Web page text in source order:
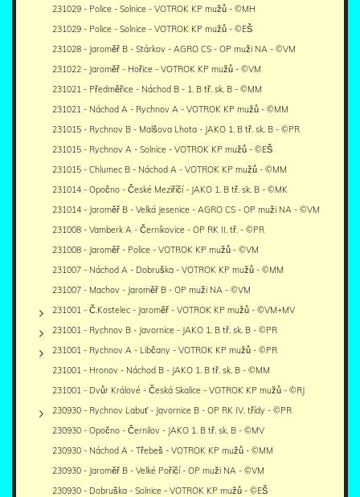
231029 - Police - Solnice - VOTROK KP mužů - ©MH
231029 - Police - Solnice - VOTROK KP mužů - ©EŠ
231028 - Jaroměř B - Stárkov - AGRO CS - OP muži NA - ©VM
231022 - Jaroměř - Hořice - VOTROK KP mužů - ©VM
231021 - Předměřice - Náchod B - 1. B tř. sk. B - ©MM
231021 - Náchod A - Rychnov A - VOTROK KP mužů - ©MM
231015 - Rychnov B - Malšova Lhota - JAKO 1. B tř. sk. B - ©PR
231015 - Rychnov A - Solnice - VOTROK KP mužů - ©EŠ
231015 - Chlumec B - Náchod A - VOTROK KP mužů - ©MM
231014 - Opočno - České Meziříčí - JAKO 1. B tř. sk. B - ©MK
231014 - Jaroměř B - Velká Jesenice - AGRO CS - OP muži NA - ©VM
231008 - Vamberk A - Černíkovice - OP RK II. tř. - ©PR
231008 - Jaroměř - Police - VOTROK KP mužů - ©VM
231007 - Náchod A - Dobruška - VOTROK KP mužů - ©MM
231007 - Machov - Jaroměř B - OP muži NA - ©VM
231001 - Č.Kostelec - Jaroměř - VOTROK KP mužů - ©VM+MV
231001 - Rychnov B - Javornice - JAKO 1. B tř. sk. B - ©PR
231001 - Rychnov A - Libčany - VOTROK KP mužů - ©PR
231001 - Hronov - Náchod B - JAKO 1. B tř. sk. B - ©MM
231001 - Dvůr Králové - Česká Skalice - VOTROK KP mužů - ©RJ
230930 - Rychnov Labuť - Javornice B - OP RK IV. třídy - ©PR
230930 - Opočno - Černilov - JAKO 1. B tř. sk. B - ©MV
230930 - Náchod A - Třebeš - VOTROK KP mužů - ©MM
230930 - Jaroměř B - Velké Poříčí - OP muži NA - ©VM
230930 - Dobruška - Solnice - VOTROK KP mužů - ©EŠ